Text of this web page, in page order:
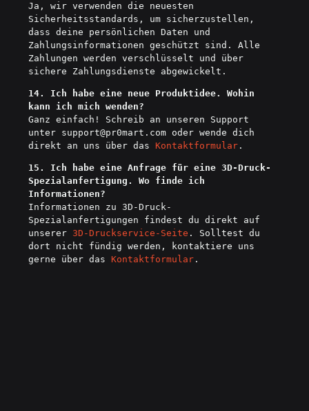
Ja, wir verwenden die neuesten
Sicherheitsstandards, um sicherzustellen,
dass deine persönlichen Daten und
Zahlungsinformationen geschützt sind. Alle
Zahlungen werden verschlüsselt und über
sichere Zahlungsdienste abgewickelt.
14. Ich habe eine neue Produktidee. Wohin
kann ich mich wenden?
Ganz einfach! Schreib an unseren Support
unter support@pr0mart.com oder wende dich
direkt an uns über das Kontaktformular .
15. Ich habe eine Anfrage für eine 3D-Druck-
Spezialanfertigung. Wo finde ich
Informationen?
Informationen zu 3D-Druck-
Spezialanfertigungen findest du direkt auf
unserer 3D -Druckservice -Seite . Solltest du
dort nicht fündig werden, kontaktiere uns
gerne über das Kontaktformular .